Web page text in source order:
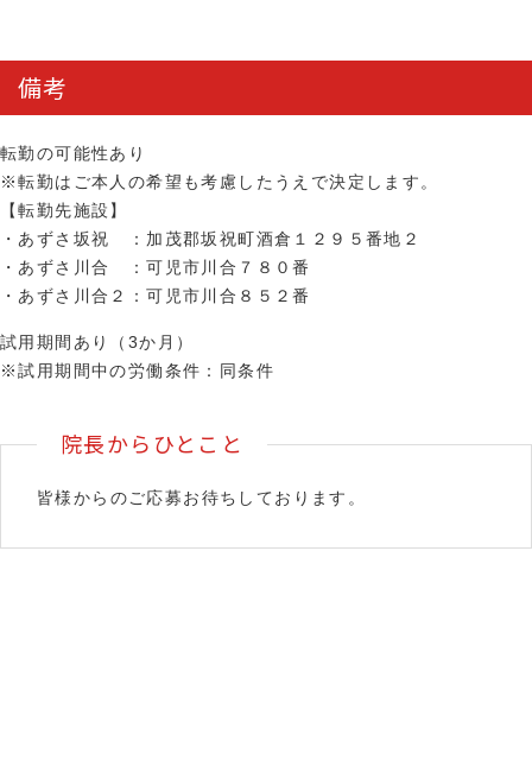
備考
転勤の可能性あり
※転勤はご本人の希望も考慮したうえで決定します。
【転勤先施設】
・あずさ坂祝 ：加茂郡坂祝町酒倉１２９５番地２
・あずさ川合 ：可児市川合７８０番
・あずさ川合２：可児市川合８５２番
試用期間あり（3か月）
※試用期間中の労働条件：同条件
院長からひとこと
皆様からのご応募お待ちしております。